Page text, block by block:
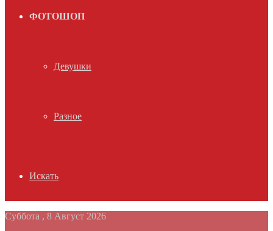
ФОТОШОП
Девушки
Разное
Искать
Суббота , 8 Август 2026